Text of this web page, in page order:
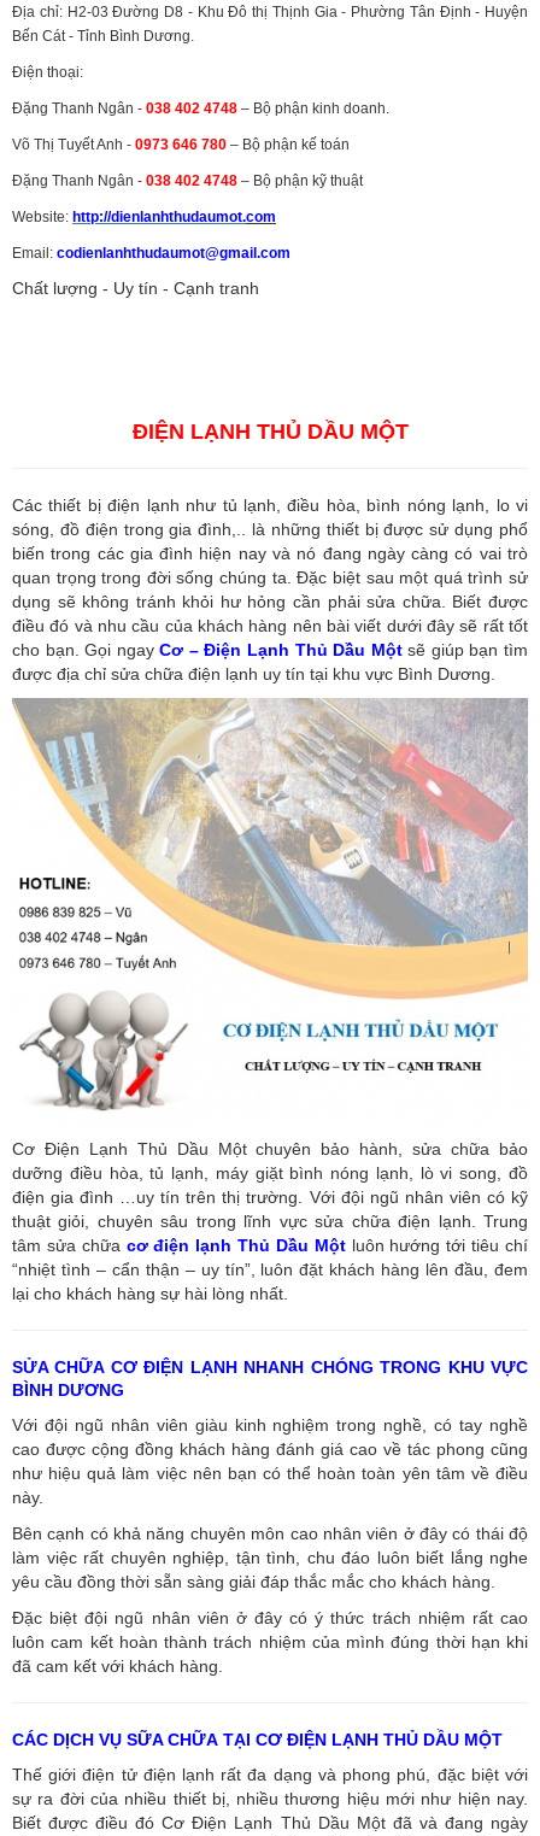
Địa chỉ: H2-03 Đường D8 - Khu Đô thị Thịnh Gia - Phường Tân Định - Huyện
Bến Cát - Tỉnh Bình Dương.
Điện thoại:
Đặng Thanh Ngân - 038 402 4748 – Bộ phận kinh doanh.
Võ Thị Tuyết Anh - 0973 646 780 – Bộ phận kế toán
Đặng Thanh Ngân - 038 402 4748 – Bộ phận kỹ thuật
Website: http://dienlanhthudaumot.com
Email: codienlanhthudaumot@gmail.com
Chất lượng - Uy tín - Cạnh tranh
ĐIỆN LẠNH THỦ DẦU MỘT
Các thiết bị điện lạnh như tủ lạnh, điều hòa, bình nóng lạnh, lo vi
sóng, đồ điện trong gia đình,.. là những thiết bị được sử dụng phổ
biến trong các gia đình hiện nay và nó đang ngày càng có vai trò
quan trọng trong đời sống chúng ta. Đặc biệt sau một quá trình sử
dụng sẽ không tránh khỏi hư hỏng cần phải sửa chữa. Biết được
điều đó và nhu cầu của khách hàng nên bài viết dưới đây sẽ rất tốt
cho bạn. Gọi ngayCơ – Điện Lạnh Thủ Dầu Một sẽ giúp bạn tìm
được địa chỉ sửa chữa điện lạnh uy tín tại khu vực Bình Dương.
Cơ Điện Lạnh Thủ Dầu Một chuyên bảo hành, sửa chữa bảo
dưỡng điều hòa, tủ lạnh, máy giặt bình nóng lạnh, lò vi song, đồ
điện gia đình …uy tín trên thị trường. Với đội ngũ nhân viên có kỹ
thuật giỏi, chuyên sâu trong lĩnh vực sửa chữa điện lạnh. Trung
tâm sửa chữa cơ điện lạnh Thủ Dầu Mộtluôn hướng tới tiêu chí
“nhiệt tình – cẩn thận – uy tín”, luôn đặt khách hàng lên đầu, đem
lại cho khách hàng sự hài lòng nhất.
SỬA CHỮA CƠ ĐIỆN LẠNH NHANH CHÓNG TRONG KHU VỰC
BÌNH DƯƠNG
Với đội ngũ nhân viên giàu kinh nghiệm trong nghề, có tay nghề
cao được cộng đồng khách hàng đánh giá cao về tác phong cũng
như hiệu quả làm việc nên bạn có thể hoàn toàn yên tâm về điều
này.
Bên cạnh có khả năng chuyên môn cao nhân viên ở đây có thái độ
làm việc rất chuyên nghiệp, tận tình, chu đáo luôn biết lắng nghe
yêu cầu đồng thời sẵn sàng giải đáp thắc mắc cho khách hàng.
Đặc biệt đội ngũ nhân viên ở đây có ý thức trách nhiệm rất cao
luôn cam kết hoàn thành trách nhiệm của mình đúng thời hạn khi
đã cam kết với khách hàng.
CÁC DỊCH VỤ SỮA CHỮA TẠI CƠ ĐIỆN LẠNH THỦ DẦU MỘT
Thế giới điện tử điện lạnh rất đa dạng và phong phú, đặc biệt với
sự ra đời của nhiều thiết bị, nhiều thương hiệu mới như hiện nay.
Biết được điều đó Cơ Điện Lạnh Thủ Dầu Một đã và đang ngày